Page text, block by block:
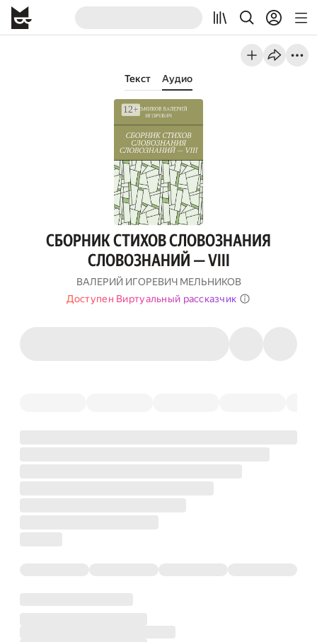
Текст Аудио
СБОРНИК СТИХОВ СЛОВОЗНАНИЯ
СЛОВОЗНАНИЙ — VIII
ВАЛЕРИЙ ИГОРЕВИЧ МЕЛЬНИКОВ
Доступен Виртуальный рассказчик